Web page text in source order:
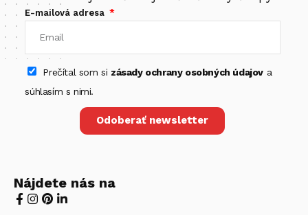
E-mailová adresa
Prečítal som si zásady ochrany osobných údajova
súhlasím s nimi.
Odoberať newsletter
Nájdete nás na